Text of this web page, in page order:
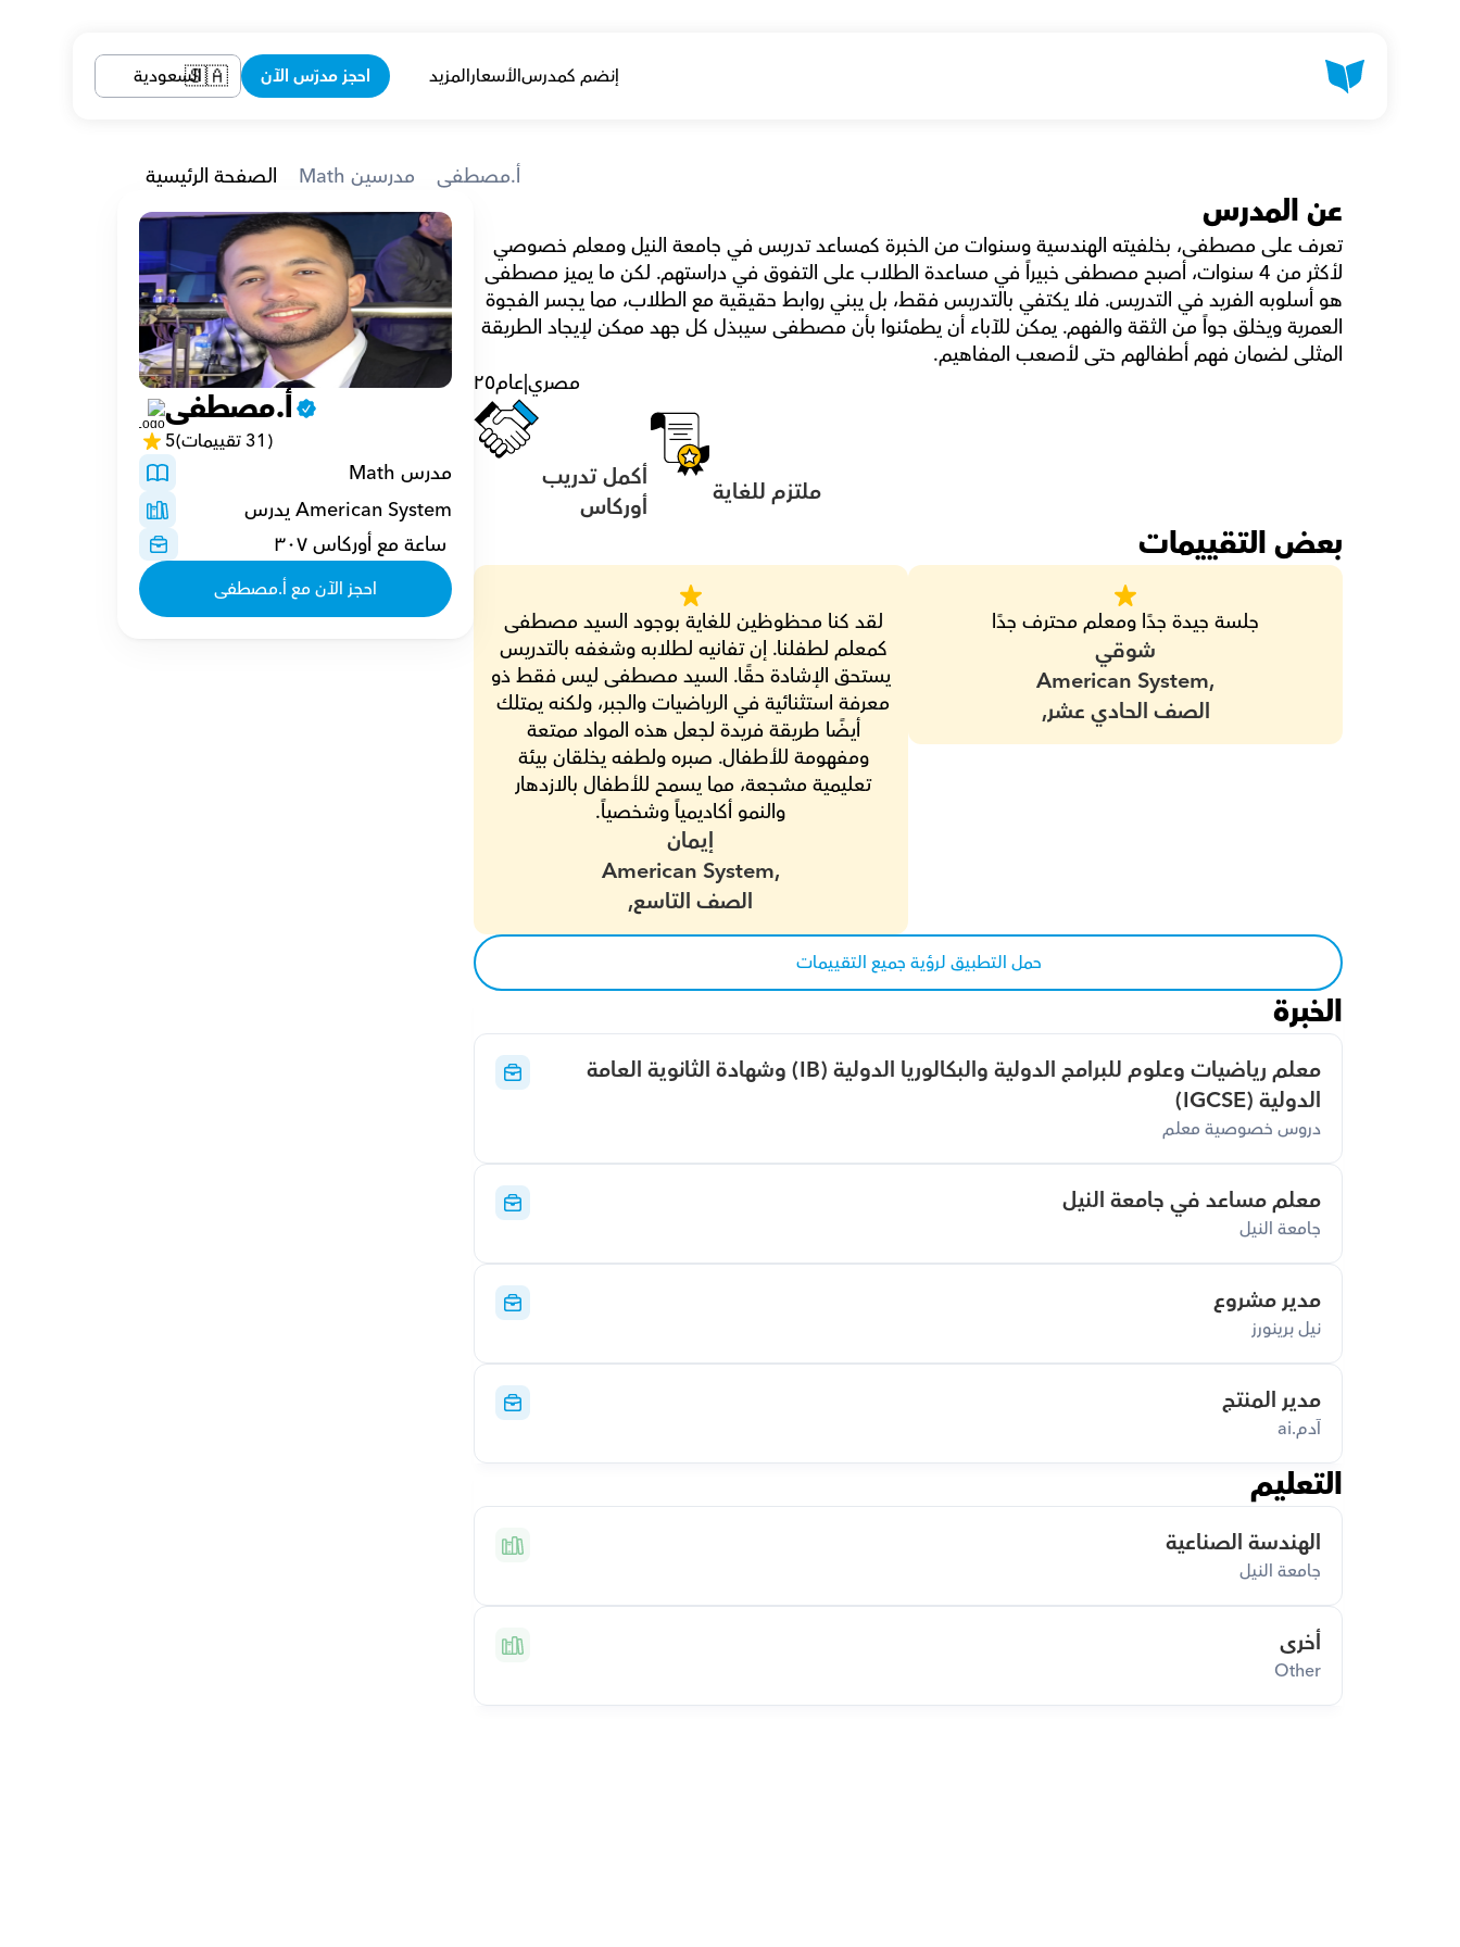
إنضم كمدرسالأسعارالمزيد احجز مدرّس الآن 🇸🇦السعودية
الصفحة الرئيسية Math مدرسين أ.مصطفى
أ.مصطفى
5 (31 تقييمات)
مدرس Math
American System يدرس
احجز الآن مع أ.مصطفى
عن المدرس
تعرف على مصطفى، بخلفيته الهندسية وسنوات من الخبرة كمساعد تدريس في جامعة النيل ومعلم خصوصي
لأكثر من 4 سنوات، أصبح مصطفى خبيراً في مساعدة الطلاب على التفوق في دراستهم. لكن ما يميز مصطفى
هو أسلوبه الفريد في التدريس. فلا يكتفي بالتدريس فقط، بل يبني روابط حقيقية مع الطلاب، مما يجسر الفجوة
العمرية ويخلق جواً من الثقة والفهم. يمكن للآباء أن يطمئنوا بأن مصطفى سيبذل كل جهد ممكن لإيجاد الطريقة
المثلى لضمان فهم أطفالهم حتى لأصعب المفاهيم.
٢٥عام|مصري
ملتزم للغاية
أوركاس
بعض التقييمات
معرفة استثنائية في الرياضيات والجبر، ولكنه يمتلك
تعليمية مشجعة، مما يسمح للأطفال بالازدهار
والنمو أكاديمياً وشخصياً.
إيمان
الصف التاسع,
American System,
جلسة جيدة جدًا ومعلم محترف جدًا
شوقي
الصف الحادي عشر,
American System,
حمل التطبيق لرؤية جميع التقييمات
الخبرة
معلم رياضيات وعلوم للبرامج الدولية والبكالوريا الدولية (IB) وشهادة الثانوية العامة
الدولية (IGCSE)
دروس خصوصية معلم
معلم مساعد في جامعة النيل
جامعة النيل
مدير مشروع
نيل برينورز
مدير المنتج
آدم.ai
التعليم
الهندسة الصناعية
جامعة النيل
أخرى
Other